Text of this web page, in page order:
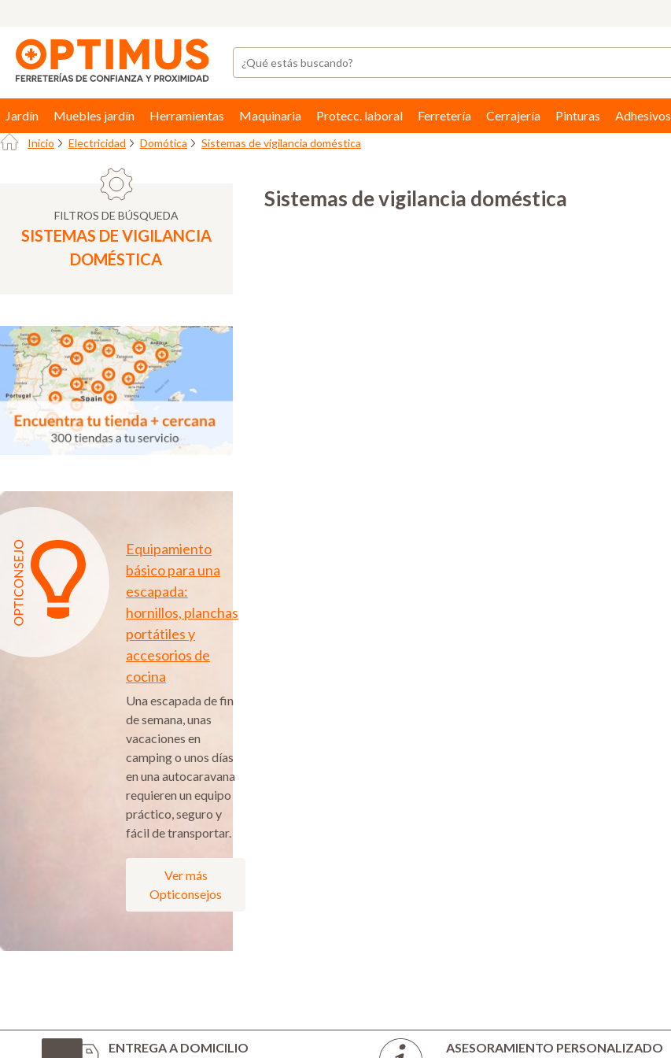
Jardín Muebles jardín Herramientas Maquinaria Protecc. laboral Ferretería Cerrajería Pinturas Adhesivos
Inicio Electricidad Domótica Sistemas de vigilancia doméstica
FILTROS DE BÚSQUEDA
SISTEMAS DE VIGILANCIA
DOMÉSTICA
Equipamiento
básico para una
escapada:
hornillos, planchas
portátiles y
accesorios de
cocina
Una escapada de fin
de semana, unas
vacaciones en
camping o unos días
en una autocaravana
requieren un equipo
práctico, seguro y
fácil de transportar.
Ver más
Opticonsejos
Sistemas de vigilancia doméstica
ENTREGA A DOMICILIO ASESORAMIENTO PERSONALIZADO